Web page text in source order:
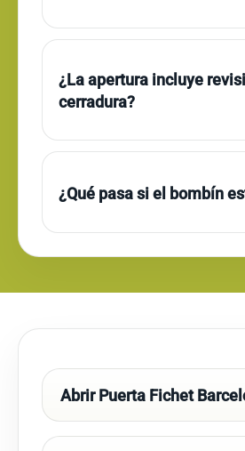
¿La apertura incluye
cerradura?
¿Qué pasa si el bombín
Abrir Puerta Fichet